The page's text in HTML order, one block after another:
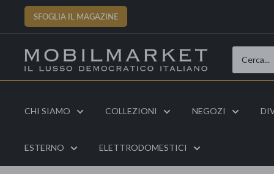
SFOGLIA IL MAGAZINE
CHI SIAMO COLLEZIONI NEGOZI
ESTERNO ELETTRODOMESTICI